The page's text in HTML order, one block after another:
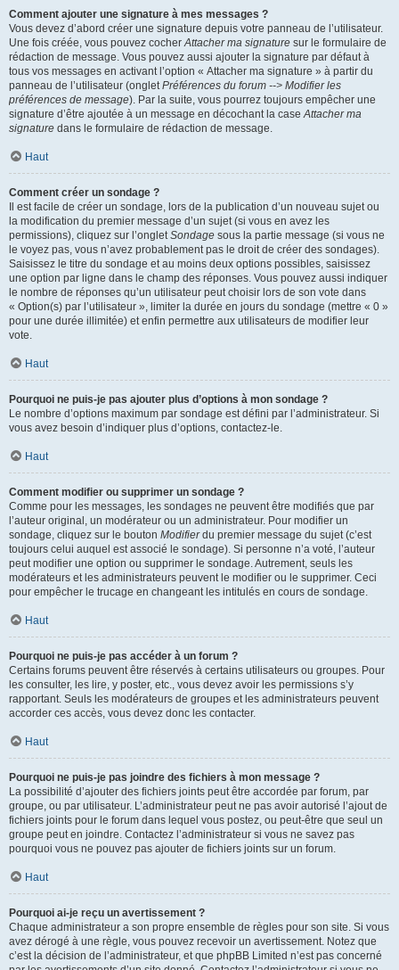
Comment ajouter une signature à mes messages ?
Vous devez d’abord créer une signature depuis votre panneau de l’utilisateur.
Une fois créée, vous pouvez cocherAttacher ma signature sur le formulaire de
rédaction de message. Vous pouvez aussi ajouter la signature par défaut à
tous vos messages en activant l’option « Attacher ma signature » à partir du
panneau de l’utilisateur (ongletPréférences du forum --> Modifier les
préférences de message). Par la suite, vous pourrez toujours empêcher une
signature d’être ajoutée à un message en décochant la caseAttacher ma
signature dans le formulaire de rédaction de message.
Haut
Comment créer un sondage ?
Il est facile de créer un sondage, lors de la publication d’un nouveau sujet ou
la modification du premier message d’un sujet (si vous en avez les
permissions), cliquez sur l’ongletSondage sous la partie message (si vous ne
le voyez pas, vous n’avez probablement pas le droit de créer des sondages).
Saisissez le titre du sondage et au moins deux options possibles, saisissez
une option par ligne dans le champ des réponses. Vous pouvez aussi indiquer
le nombre de réponses qu’un utilisateur peut choisir lors de son vote dans
« Option(s) par l’utilisateur », limiter la durée en jours du sondage (mettre « 0 »
pour une durée illimitée) et enfin permettre aux utilisateurs de modifier leur
vote.
Haut
Pourquoi ne puis-je pas ajouter plus d’options à mon sondage ?
Le nombre d’options maximum par sondage est défini par l’administrateur. Si
vous avez besoin d’indiquer plus d’options, contactez-le.
Haut
Comment modifier ou supprimer un sondage ?
Comme pour les messages, les sondages ne peuvent être modifiés que par
l’auteur original, un modérateur ou un administrateur. Pour modifier un
sondage, cliquez sur le bouton Modifierdu premier message du sujet (c’est
toujours celui auquel est associé le sondage). Si personne n’a voté, l’auteur
peut modifier une option ou supprimer le sondage. Autrement, seuls les
modérateurs et les administrateurs peuvent le modifier ou le supprimer. Ceci
pour empêcher le trucage en changeant les intitulés en cours de sondage.
Haut
Pourquoi ne puis-je pas accéder à un forum ?
Certains forums peuvent être réservés à certains utilisateurs ou groupes. Pour
les consulter, les lire, y poster, etc., vous devez avoir les permissions s’y
rapportant. Seuls les modérateurs de groupes et les administrateurs peuvent
accorder ces accès, vous devez donc les contacter.
Haut
Pourquoi ne puis-je pas joindre des fichiers à mon message ?
La possibilité d’ajouter des fichiers joints peut être accordée par forum, par
groupe, ou par utilisateur. L’administrateur peut ne pas avoir autorisé l’ajout de
fichiers joints pour le forum dans lequel vous postez, ou peut-être que seul un
groupe peut en joindre. Contactez l’administrateur si vous ne savez pas
pourquoi vous ne pouvez pas ajouter de fichiers joints sur un forum.
Haut
Pourquoi ai-je reçu un avertissement ?
Chaque administrateur a son propre ensemble de règles pour son site. Si vous
avez dérogé à une règle, vous pouvez recevoir un avertissement. Notez que
c’est la décision de l’administrateur, et que phpBB Limited n’est pas concerné